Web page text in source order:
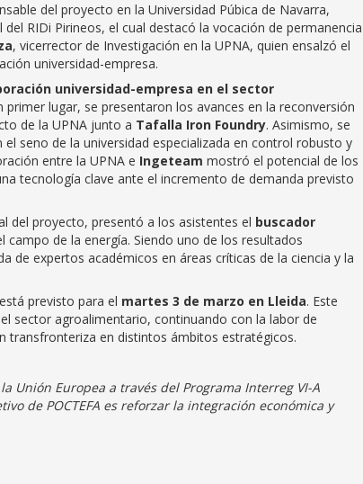
del proyecto en la Universidad Púbica de Navarra,
RIDi Pirineos, el cual destacó la vocación de permanencia
, vicerrector de Investigación en la UPNA, quien ensalzó el
universidad-empresa.
universidad-empresa en el sector
lugar, se presentaron los avances en la reconversión
de la UPNA junto a Tafalla Iron Foundry. Asimismo, se
el seno de la universidad especializada en control robusto y
entre la UPNA e Ingeteam mostró el potencial de los
tecnología clave ante el incremento de demanda previsto
del proyecto, presentó a los asistentes el buscador
campo de la energía. Siendo uno de los resultados
de expertos académicos en áreas críticas de la ciencia y la
previsto para el martes 3 de marzo en Lleida. Este
sector agroalimentario, continuando con la labor de
transfronteriza en distintos ámbitos estratégicos.
Unión Europea a través del Programa Interreg VI-A
de POCTEFA es reforzar la integración económica y